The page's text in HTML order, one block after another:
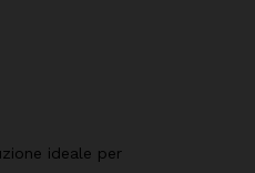
ideale per